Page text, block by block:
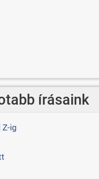
írásaink
ig